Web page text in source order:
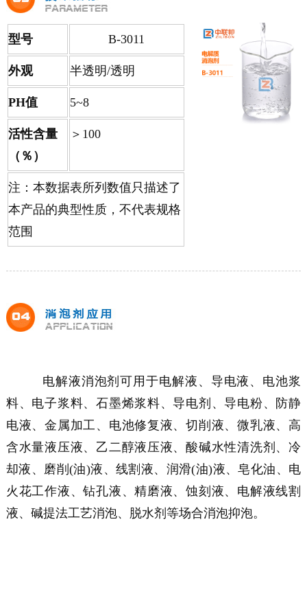
型号 B-3011
外观 半透明/透明
PH值 5~8
活性含量
（％）
＞100
注：本数据表所列数值只描述了
本产品的典型性质，不代表规格
范围
电解液消泡剂可用于电解液、导电液、电池浆
料、电子浆料、石墨烯浆料、导电剂、导电粉、防静
电液、金属加工、电池修复液、切削液、微乳液、高
含水量液压液、乙二醇液压液、酸碱水性清洗剂、冷
却液、磨削(油)液、线割液、润滑(油)液、皂化油、电
火花工作液、钻孔液、精磨液、蚀刻液、电解液线割
液、碱提法工艺消泡、脱水剂等场合消泡抑泡。